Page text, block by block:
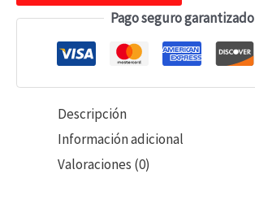
Pago seguro garantizado
Descripción
Información adicional
Valoraciones (0)